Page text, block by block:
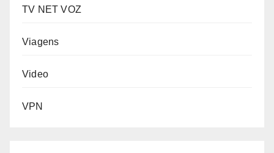
TV NET VOZ
Viagens
Video
VPN